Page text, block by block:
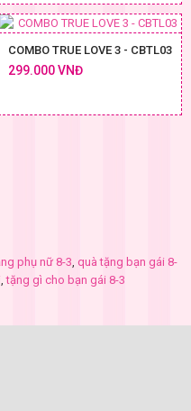
COMBO TRUE LOVE 3 - CBTL03
299.000 VNĐ
phụ nữ 8-3 quà tặng bạn gái 8-
,tặng gì cho bạn gái 8-3